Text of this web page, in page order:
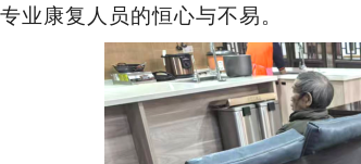
业康复人员的恒心与不易。